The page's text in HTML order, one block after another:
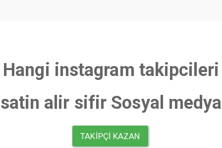
Hangi instagram takipcileri
satin alir sifir Sosyal medya
TAKIPÇI KAZAN